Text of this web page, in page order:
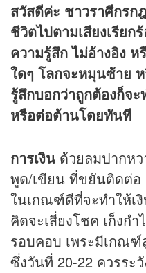
สวัสดีค่ะ ชาวราศีกร
ชีวิตไปตามเสียงเรีย
ความรู้สึก ไม่อ้างอิง
ใดๆ โลกจะหมุนซ้าย
รู้สึกบอกว่าถูกต้องก็จ
หรือต่อต้านโดยทันที
การเงิน ด้วยลมปากห
พูด/เขียน ที่ขยันติดต่อ
ในเกณฑ์ดีที่จะทำให้เ
คิดจะเสี่ยงโชค เก็งก
รอบคอบ เพระมีเกณฑ์
ซึ่งวันที่ 20-22 ควรระ